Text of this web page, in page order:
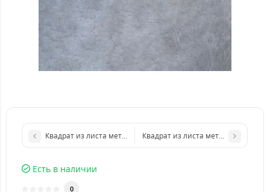
Квадрат из листа металла 400х400 мм размер толщина 2 мм
Квадрат из листа металла
Есть в наличии
0